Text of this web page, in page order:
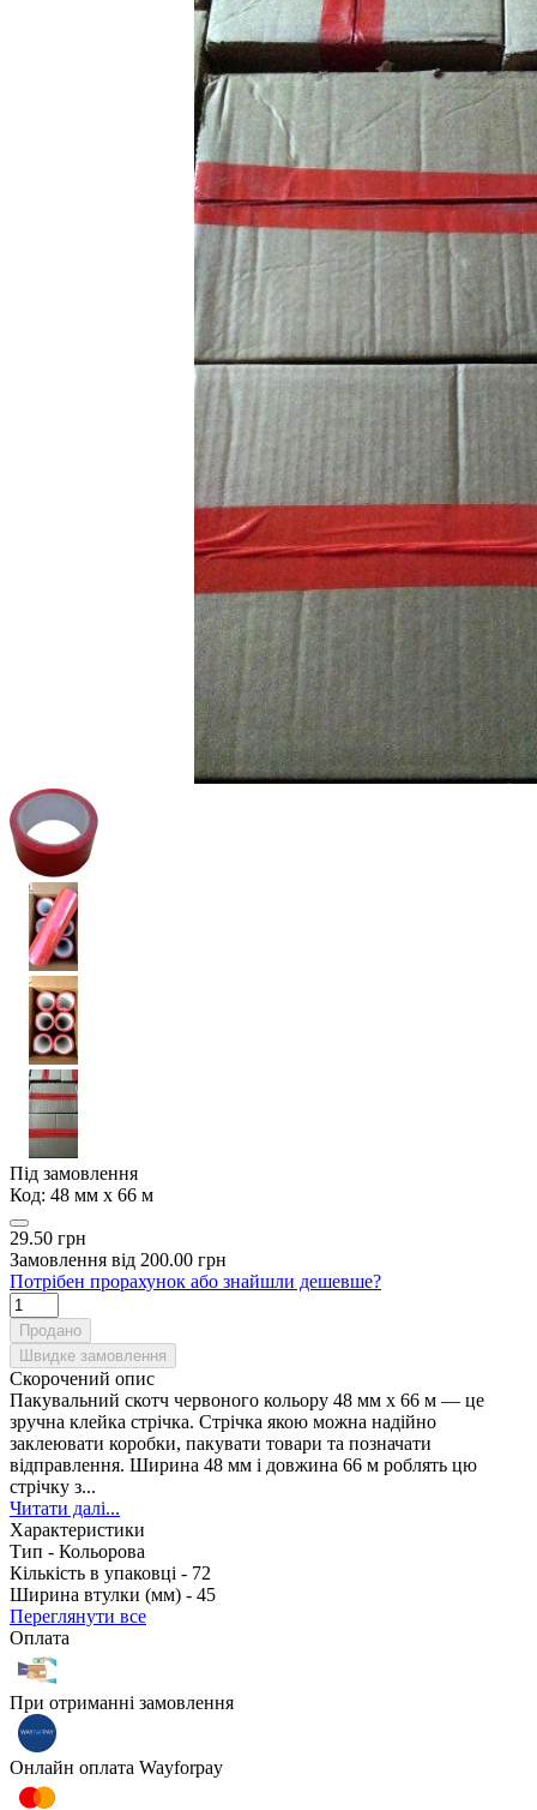
Під замовлення
Код: 48 мм х 66 м
29.50 грн
Замовлення від 200.00 грн
Потрібен прорахунок або знайшли дешевше?
Продано
Швидке замовлення
Скорочений опис
Пакувальний скотч червоного кольору 48 мм х 66 м — це
зручна клейка стрічка. Стрічка якою можна надійно
заклеювати коробки, пакувати товари та позначати
відправлення. Ширина 48 мм і довжина 66 м роблять цю
стрічку з...
Читати далі...
Характеристики
Тип - Кольорова
Кількість в упаковці - 72
Ширина втулки (мм) - 45
Переглянути все
Оплата
При отриманні замовлення
Онлайн оплата Wayforpay